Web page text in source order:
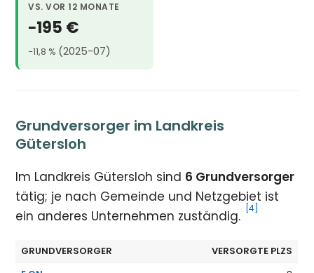
VS. VOR 12 MONATE
−195 €
−11,8 % (2025-07)
Grundversorger im Landkreis
Gütersloh
Im Landkreis Gütersloh sind 6 Grundversorger
tätig; je nach Gemeinde und Netzgebiet ist
ein anderes Unternehmen zuständig.
[4]
GRUNDVERSORGER
VERSORGTE PLZS